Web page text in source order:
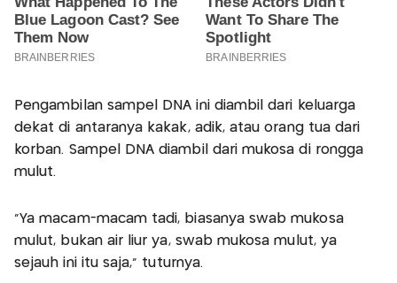
Pengambilan sampel DNA ini diambil dari keluarga
dekat di antaranya kakak, adik, atau orang tua dari
korban. Sampel DNA diambil dari mukosa di rongga
mulut.
"Ya macam-macam tadi, biasanya swab mukosa
mulut, bukan air liur ya, swab mukosa mulut, ya
sejauh ini itu saja," tuturnya.